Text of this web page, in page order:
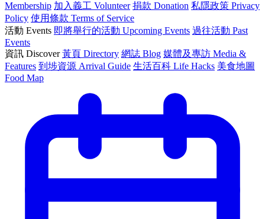
Membership 加入義工 Volunteer 捐款 Donation 私隱政策 Privacy
Policy 使用條款 Terms of Service
活動 Events 即將舉行的活動 Upcoming Events 過往活動 Past
Events
資訊 Discover 黃頁 Directory 網誌 Blog 媒體及專訪 Media &
Features 到埗資源 Arrival Guide 生活百科 Life Hacks 美食地圖
Food Map